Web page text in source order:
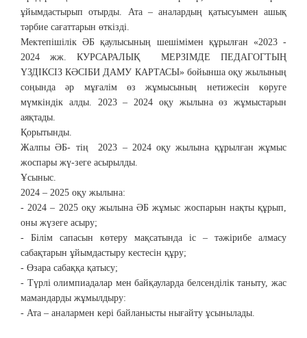
ұйымдастырып отырды. Ата – аналардың қатысуымен ашық
тәрбие сағаттарын өткізді.
Мектепішілік ӘБ қаулысының шешімімен құрылған «2023 -
2024 жж. КУРСАРАЛЫҚ МЕРЗІМДЕ ПЕДАГОГТЫҢ
ҮЗДІКСІЗ КӘСІБИ ДАМУ КАРТАСЫ» бойынша оқу жылының
соңында әр мұғалім өз жұмысының нетижесін көруге
мүмкіндік алды. 2023 – 2024 оқу жылына өз жұмыстарын
аяқтады.
Қорытынды.
​Жалпы ӘБ- тің 2023 – 2024 оқу жылына құрылған жұмыс
жоспары жү-зеге асырылды.
Ұсыныс.
2024 – 2025 оқу жылына:
- 2024 – 2025 оқу жылына ӘБ жұмыс жоспарын нақты құрып,
оны жүзеге асыру;
- Білім сапасын көтеру мақсатында іс – тәжірибе алмасу
сабақтарын ұйымдастыру кестесін құру;
- Өзара сабаққа қатысу;
- Түрлі олимпиадалар мен байқауларда белсенділік таныту, жас
мамандарды жұмылдыру:
- Ата – аналармен кері байланысты нығайту ұсынылады.